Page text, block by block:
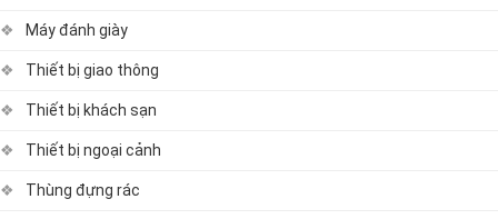
Máy đánh giày
Thiết bị giao thông
Thiết bị khách sạn
Thiết bị ngoại cảnh
Thùng đựng rác